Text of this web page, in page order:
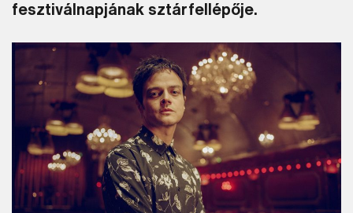
fesztiválnapjának sztárfellépője.